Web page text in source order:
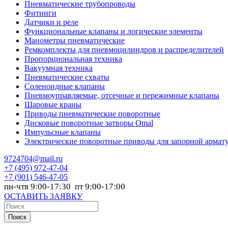
Пневматические трубопроводы
Фитинги
Датчики и реле
Функциональные клапаны и логические элементы
Манометры пневматические
Ремкомплекты для пневмоцилиндров и распределителей
Пропорциональная техника
Вакуумная техника
Пневматические схваты
Соленоидные клапаны
Пневмоуправляемые, отсечные и пережимные клапаны
Шаровые краны
Приводы пневматические поворотные
Дисковые поворотные затворы Omal
Импульсные клапаны
Электрические поворотные приводы для запорной
9724704@mail.ru
+7 (495) 972-47-04
+7 (901) 546-47-05
пн-чтв 9:00-17:30 пт 9:00-17:00
ОСТАВИТЬ ЗАЯВКУ
Поиск